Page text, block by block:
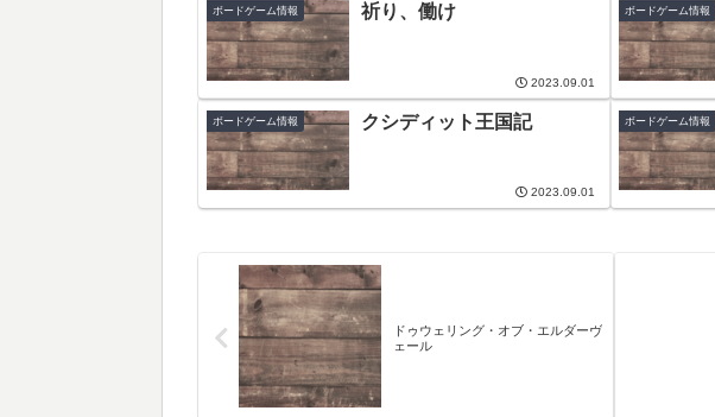
ボードゲーム情報 祈り、働け
2023.09.01
ボードゲーム情報
ボードゲーム情報 クシディット王国記
2023.09.01
ボードゲーム情報
ドゥウェリング・オブ・エルダーヴ
ェール